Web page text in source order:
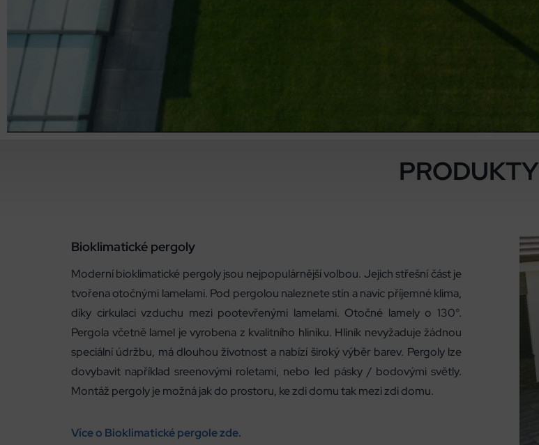
PRODUKTY
Bioklimatické pergoly
Moderní bioklimatické pergoly jsou nejpopulárnější volbou. Jejich střešní část je
tvořena otočnými lamelami. Pod pergolou naleznete stín a navíc příjemné klima,
díky cirkulaci vzduchu mezi pootevřenými lamelami. Otočné lamely o 130°.
Pergola včetně lamel je vyrobena z kvalitního hliníku. Hliník nevyžaduje žádnou
speciální údržbu, má dlouhou životnost a nabízí široký výběr barev. Pergoly lze
dovybavit například sreenovými roletami, nebo led pásky / bodovými světly.
Montáž pergoly je možná jak do prostoru, ke zdi domu tak mezi zdi domu.
Více o Bioklimatické pergole zde.